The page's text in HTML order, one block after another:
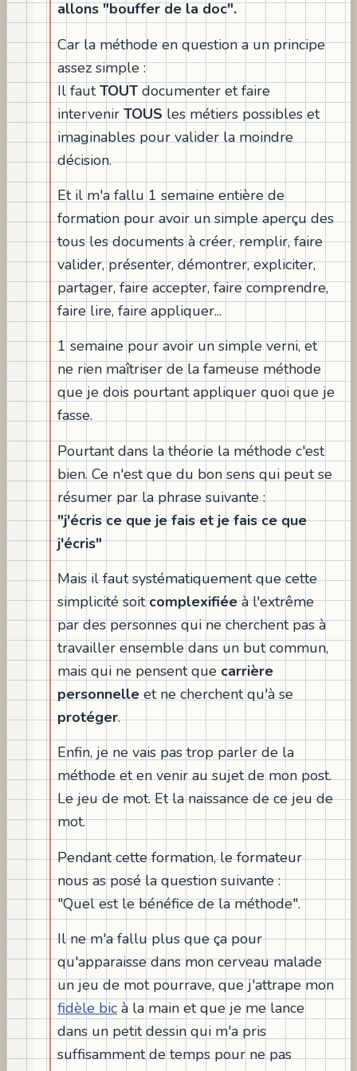
allons "bouffer de la doc".
Car la méthode en question a un principe
assez simple :
Il fautTOUT documenter et faire
intervenir TOUS les métiers possibles et
imaginables pour valider la moindre
décision.
Et il m'a fallu 1 semaine entière de
formation pour avoir un simple aperçu des
tous les documents à créer, remplir, faire
valider, présenter, démontrer, expliciter,
partager, faire accepter, faire comprendre,
faire lire, faire appliquer...
1 semaine pour avoir un simple verni, et
ne rien maîtriser de la fameuse méthode
que je dois pourtant appliquer quoi que je
fasse.
Pourtant dans la théorie la méthode c'est
bien. Ce n'est que du bon sens qui peut se
résumer par la phrase suivante :
"j'écris ce que je fais et je fais ce que
j'écris"
Mais il faut systématiquement que cette
simplicité soitcomplexifiéeà l'extrême
par des personnes qui ne cherchent pas à
travailler ensemble dans un but commun,
mais qui ne pensent que carrière
personnelle et ne cherchent qu'à se
protéger.
Enfin, je ne vais pas trop parler de la
méthode et en venir au sujet de mon post.
Le jeu de mot. Et la naissance de ce jeu de
mot.
Pendant cette formation, le formateur
nous as posé la question suivante :
"Quel est le bénéfice de la méthode".
Il ne m'a fallu plus que ça pour
qu'apparaisse dans mon cerveau malade
un jeu de mot pourrave, que j'attrape mon
fidèle bic à la main et que je me lance
dans un petit dessin qui m'a pris
suffisamment de temps pour ne pas